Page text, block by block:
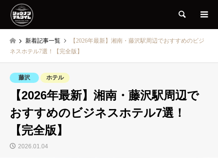
検索
新着記事一覧
【2026年最新】湘南・藤沢駅周辺でおすすめのビジ
ネスホテル7選！【完全版】
藤沢 ホテル
【2026年最新】湘南・藤沢駅周辺で
おすすめのビジネスホテル7選！
【完全版】
2026.01.04